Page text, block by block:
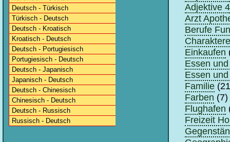
Deutsch - Türkisch
Türkisch - Deutsch
Deutsch - Kroatisch
Kroatisch - Deutsch
Deutsch - Portugiesisch
Portugiesisch - Deutsch
Deutsch - Japanisch
Japanisch - Deutsch
Deutsch - Chinesisch
Chinesisch - Deutsch
Deutsch - Russisch
Russisch - Deutsch
Adjektive 4
Arzt
Berufe
Einkaufen
Essen
Essen
Familie
Farben (7)
Flughafen
Freizeit